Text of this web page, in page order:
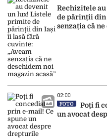
Rechizitele
de părinții din
senzația că
02:00
FOTO
Poți fi
un avocat